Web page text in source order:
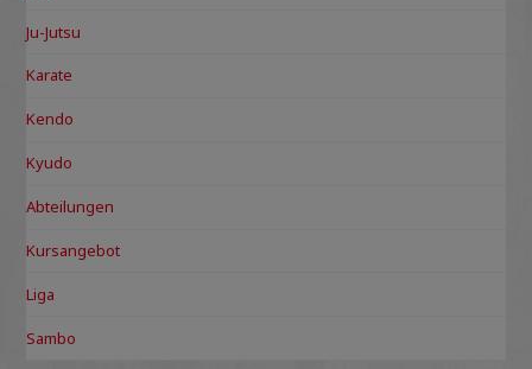
Ju-Jutsu
Karate
Kendo
Kyudo
Abteilungen
Kursangebot
Liga
Sambo